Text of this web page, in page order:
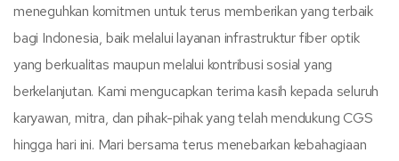
meneguhkan komitmen untuk terus memberikan yang terbaik
bagi Indonesia, baik melalui layanan infrastruktur fiber optik
yang berkualitas maupun melalui kontribusi sosial yang
berkelanjutan. Kami mengucapkan terima kasih kepada seluruh
karyawan, mitra, dan pihak-pihak yang telah mendukung CGS
hingga hari ini. Mari bersama terus menebarkan kebahagiaan